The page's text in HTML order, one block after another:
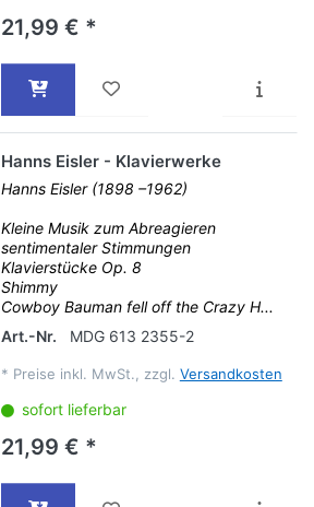
21,99 € *
Hanns Eisler - Klavierwerke
Hanns Eisler (1898 –1962)
Kleine Musik zum Abreagieren
sentimentaler Stimmungen
Klavierstücke Op. 8
Shimmy
Cowboy Bauman fell off the Crazy H...
Art.-Nr.
MDG 613 2355-2
* Preise inkl. MwSt., zzgl. Versandkosten
sofort lieferbar
21,99 € *